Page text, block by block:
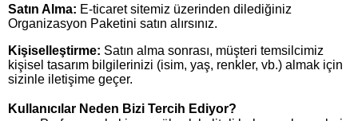
Satın Alma: E-ticaret sitemiz üzerinden dilediğiniz
Organizasyon Paketini satın alırsınız.
Kişiselleştirme: Satın alma sonrası, müşteri temsilcimiz
kişisel tasarım bilgilerinizi (isim, yaş, renkler, vb.) almak için
sizinle iletişime geçer.
Kullanıcılar Neden Bizi Tercih Ediyor?